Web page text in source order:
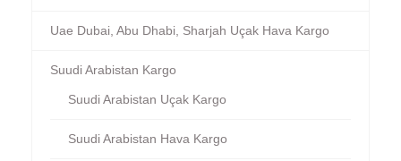
Uae Dubai, Abu Dhabi, Sharjah Uçak Hava Kargo
Suudi Arabistan Kargo
Suudi Arabistan Uçak Kargo
Suudi Arabistan Hava Kargo